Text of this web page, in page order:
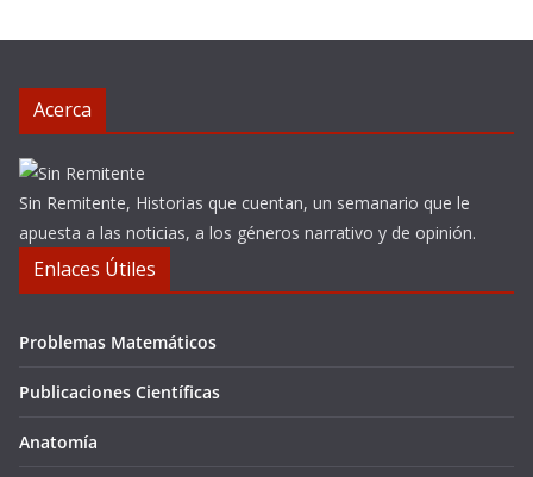
Acerca
Sin Remitente, Historias que cuentan, un semanario que le
apuesta a las noticias, a los géneros narrativo y de opinión.
Enlaces Útiles
Problemas Matemáticos
Publicaciones Científicas
Anatomía